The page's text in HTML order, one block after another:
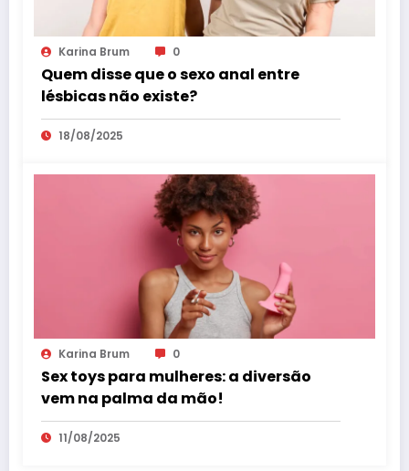
Karina Brum 0
Quem disse que o sexo anal entre
lésbicas não existe?
18/08/2025
Karina Brum 0
Sex toys para mulheres: a diversão
vem na palma da mão!
11/08/2025